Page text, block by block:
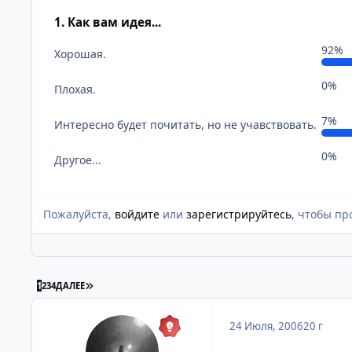
1. Как вам идея...
Хорошая. 92%
Плохая. 0%
Интересно будет почитать, но не учавствовать. 7%
Другое... 0%
Пожалуйста, войдите или зарегистрируйтесь, чтобы
1234ДАЛЕЕ ПОСЛЕДНЯЯ СТРАНИЦА
24 Июля, 200620 г